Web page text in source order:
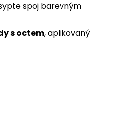
spoj barevným
s octem, aplikovaný